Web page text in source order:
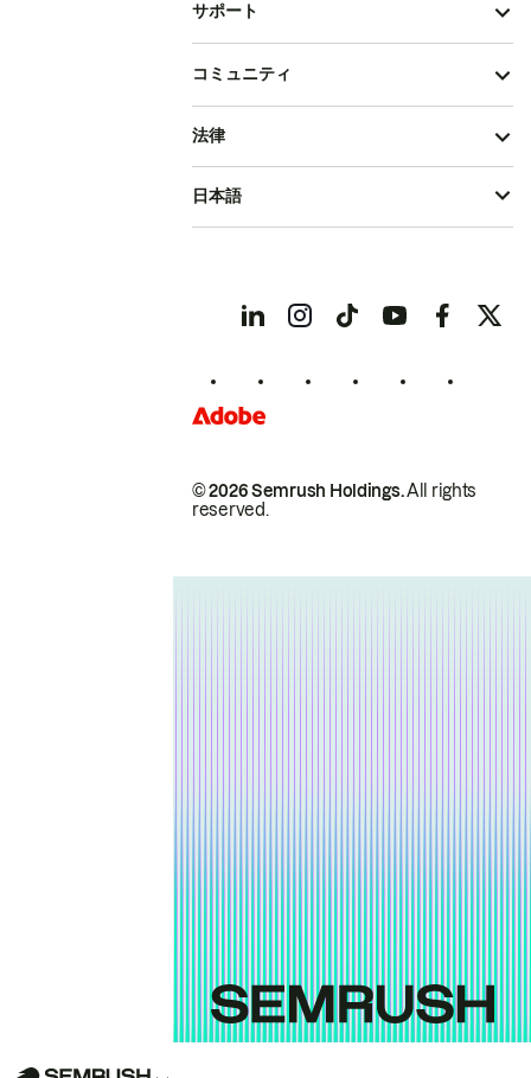
サポート
コミュニティ
© 2026 Semrush Holdings.All rights
reserved.
法律
日本語